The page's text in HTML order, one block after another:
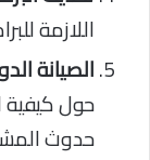
اللازمة
الصيانة
حول
حدوث